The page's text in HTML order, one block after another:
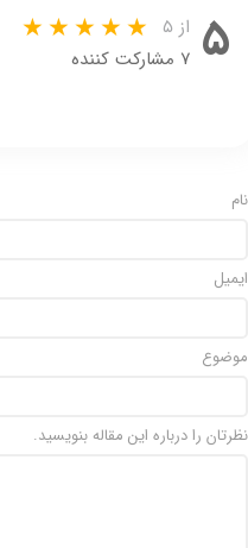
۵ از ۵
۷ مشارکت کننده
نام
ایمیل
موضوع
نظرتان را درباره این مقاله بنویسید.